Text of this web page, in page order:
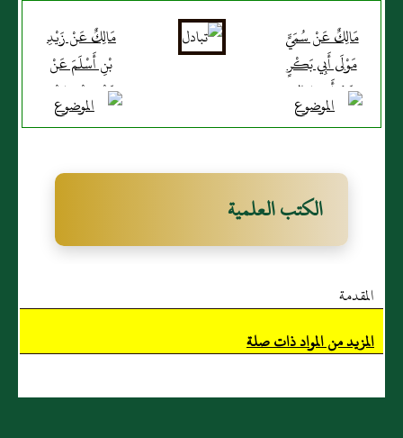
مَالِكٌ عَنْ سُمَيٍّ
مَوْلَى أَبِي بَكْرٍ
عَنْ أَبِي صَالِحٍ
السَّمَّانِ عَنْ أَبِي
رَسُولَ اللَّهِ صَلَّى
الله عليه وسلم
قال بَيْنَمَا رَجُلٌ
يَمْشِي بِطَرِيقٍ إِذِ
العطش فوجد
بئرا فنزل فيها
فشرب وخرج
مَالِكٌ عَنْ زَيْدِ
بْنِ أَسْلَمَ عَنْ
عَمْرِو بْنِ سَعْدِ
بْنِ مُعَاذٍ عَنْ
اللَّهِ صَلَّى اللَّهُ
الْمُؤْمِنَاتِ
إِحْدَاكُنَّ
كُرَاعَ شَاةٍ محرقا
الكتب العلمية
المقدمة
المزيد من المواد ذات صلة